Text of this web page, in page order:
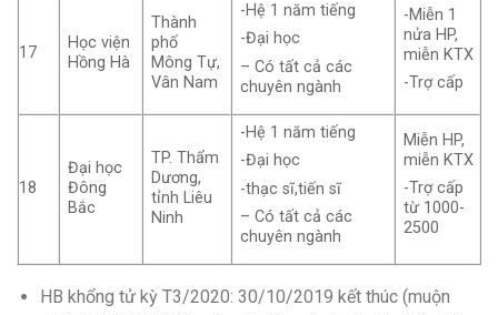
17
Học viện
Hồng Hà
Thành
phố
Mông Tự,
Vân Nam
-Hệ 1 năm tiếng
-Đại học
– Có tất cả các
chuyên ngành
-Miễn 1
nửa HP,
miễn KTX
-Trợ cấp
18
Đại học
Đông
Bắc
TP. Thẩm
Dương,
tỉnh Liêu
Ninh
-Hệ 1 năm tiếng
-Đại học
-thạc sĩ,tiến sĩ
– Có tất cả các
chuyên ngành
Miễn HP,
miễn KTX
-Trợ cấp
từ 1000-
2500
HB khổng tử kỳ T3/2020: 30/10/2019 kết thúc (muộn